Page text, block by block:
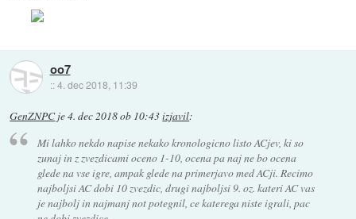
oo7
::4. dec 2018, 11:39
GenZNPCje4. dec 2018 ob 10:43izjavil:
Mi lahko nekdo napise nekako kronologicno listo ACjev, ki so
zunaj in z zvezdicami oceno 1-10, ocena pa naj ne bo ocena
glede na vse igre, ampak glede na primerjavo med ACji. Recimo
najboljsi AC dobi 10 zvezdic, drugi najboljsi 9. oz. kateri AC vas
je najbolj in najmanj not potegnil, ce katerega niste igrali, pac